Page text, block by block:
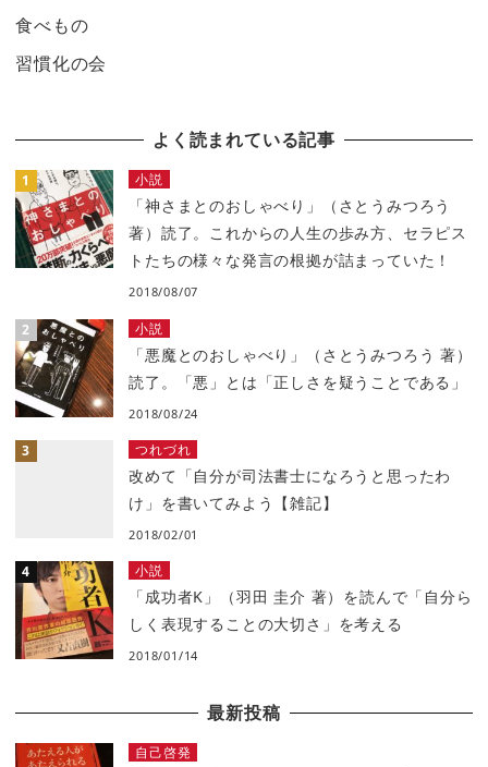
食べもの
習慣化の会
よく読まれている記事
小説
「神さまとのおしゃべり」（さとうみつろう
著）読了。これからの人生の歩み方、セラピス
トたちの様々な発言の根拠が詰まっていた！
2018/08/07
小説
「悪魔とのおしゃべり」（さとうみつろう 著）
読了。「悪」とは「正しさを疑うことである」
2018/08/24
つれづれ
改めて「自分が司法書士になろうと思ったわ
け」を書いてみよう【雑記】
2018/02/01
小説
「成功者K」（羽田 圭介 著）を読んで「自分ら
しく表現することの大切さ」を考える
2018/01/14
最新投稿
自己啓発